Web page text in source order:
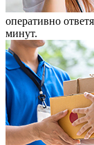
оперативно
минут.